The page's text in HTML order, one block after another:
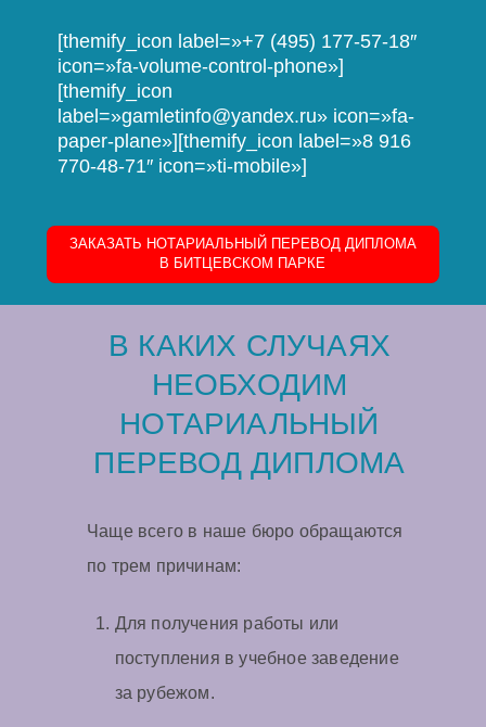
[themify_icon label=»+7 (495) 177-57-18″
icon=»fa-volume-control-phone»]
[themify_icon
label=»gamletinfo@yandex.ru» icon=»fa-
paper-plane»][themify_icon label=»8 916
770-48-71″ icon=»ti-mobile»]
ЗАКАЗАТЬ НОТАРИАЛЬНЫЙ ПЕРЕВОД ДИПЛОМА
В БИТЦЕВСКОМ ПАРКЕ
В КАКИХ СЛУЧАЯХ
НЕОБХОДИМ
НОТАРИАЛЬНЫЙ
ПЕРЕВОД ДИПЛОМА
Чаще всего в наше бюро обращаются
по трем причинам:
Для получения работы или
поступления в учебное заведение
за рубежом.